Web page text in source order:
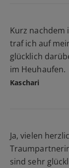
Kurz nachdem
traf ich auf
glücklich
im Heuhaufen.
Kaschari
Ja, vielen
sind sehr